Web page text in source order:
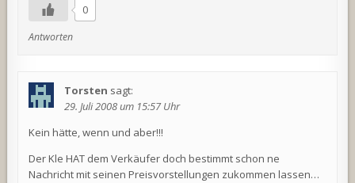
0
Antworten
Torsten sagt:
29. Juli 2008 um 15:57 Uhr
Kein hätte, wenn und aber!!!
Der Kle HAT dem Verkäufer doch bestimmt schon ne
Nachricht mit seinen Preisvorstellungen zukommen lassen…